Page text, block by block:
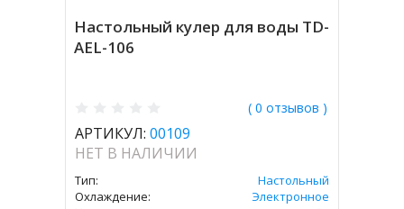
Настольный кулер для воды TD-
AEL-106
( 0 отзывов )
АРТИКУЛ: 00109
НЕТ В НАЛИЧИИ
Тип:
Настольный
Охлаждение:
Электронное